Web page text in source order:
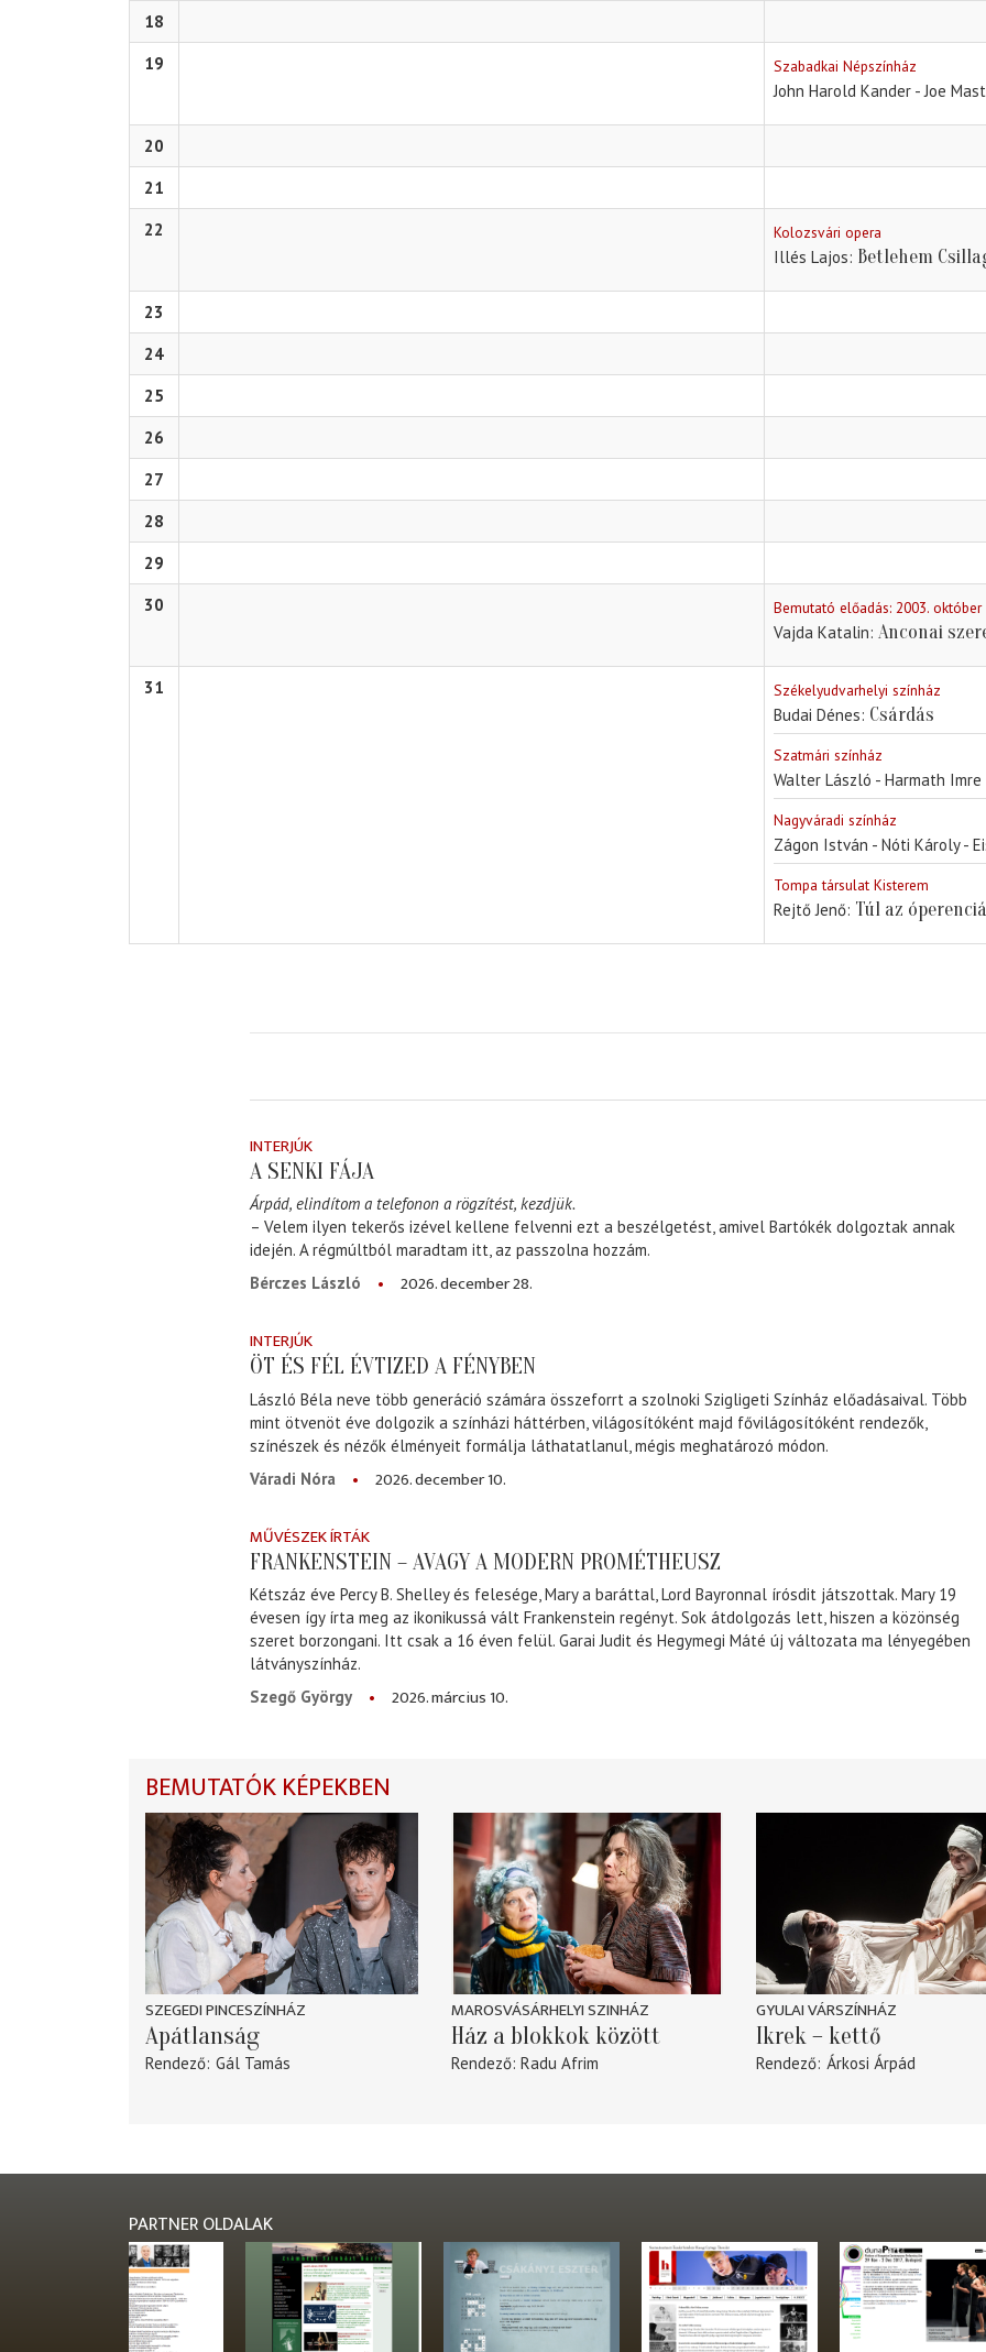
18
19
Szabadkai Népszínház
John Harold Kander - Joe
20
21
22
Kolozsvári opera
Illés Lajos Betlehem
23
24
25
26
27
28
29
30
Bemutató előadás: 2003. október
Vajda Katalin Anconai
31 Székelyudvarhelyi színház
Budai Dénes Csárdás
Szatmári színház
Walter László - Harmath
Nagyváradi színház
Zágon István - Nóti Károly -
Tompa társulat Kisterem
Rejtő Jenő Túl az
INTERJÚK
A SENKI FÁJA
Árpád, elindítom a telefonon a rögzítést, kezdjük.
– Velem ilyen tekerős izével kellene felvenni ezt a beszélgetést, amivel Bartókék dolgoztak annak
idején. A régmúltból maradtam itt, az passzolna hozzám.
Bérczes László
2026. december 28.
INTERJÚK
ÖT ÉS FÉL ÉVTIZED A FÉNYBEN
László Béla neve több generáció számára összeforrt a szolnoki Szigligeti Színház előadásaival. Több
mint ötvenöt éve dolgozik a színházi háttérben, világosítóként majd fővilágosítóként rendezők,
színészek és nézők élményeit formálja láthatatlanul, mégis meghatározó módon.
Váradi Nóra
2026. december 10.
MŰVÉSZEK ÍRTÁK
FRANKENSTEIN – AVAGY A MODERN PROMÉTHEUSZ
Kétszáz éve Percy B. Shelley és felesége, Mary a baráttal, Lord Bayronnal írósdit játszottak. Mary 19
évesen így írta meg az ikonikussá vált Frankenstein regényt. Sok átdolgozás lett, hiszen a közönség
szeret borzongani. Itt csak a 16 éven felül. Garai Judit és Hegymegi Máté új változata ma lényegében
látványszínház.
Szegő György
2026. március 10.
BEMUTATÓK KÉPEKBEN
SZEGEDI PINCESZÍNHÁZ
Apátlanság
Rendező Gál Tamás
MAROSVÁSÁRHELYI SZINHÁZ
Ház a blokkok között
Rendező Radu Afrim
GYULAI VÁRSZÍNHÁZ
Ikrek – kettő
Rendező Árkosi Árpád
PARTNER OLDALAK